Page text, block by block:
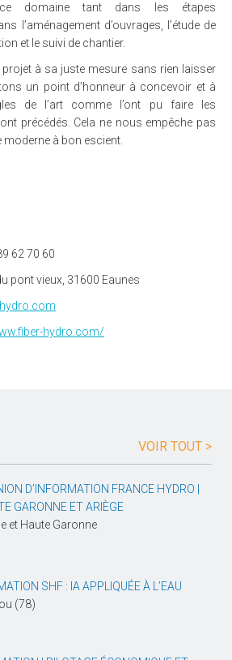
ce domaine tant dans les étapes
l’aménagement d’ouvrages, l’étude de
et le suivi de chantier.
à sa juste mesure sans rien laisser
un point d’honneur à concevoir et à
de l’art comme l’ont pu faire les
précédés. Cela ne nous empêche pas
moderne à bon escient.
62 70 60
pont vieux, 31600 Eaunes
hydro.com/
VOIR TOUT >
D’INFORMATION FRANCE HYDRO |
GARONNE ET ARIÈGE
et Haute Garonne
SHF : IA APPLIQUÉE À L’EAU
(78)